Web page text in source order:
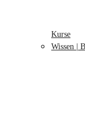
Kurse
Wissen |